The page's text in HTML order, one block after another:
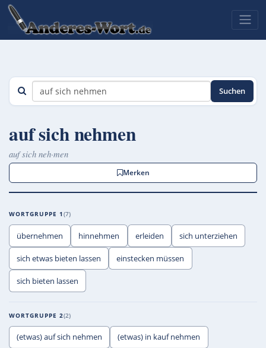
Suchen
auf sich nehmen
auf sich neh·men
Merken
WORTGRUPPE 1 7
übernehmen hinnehmen erleiden sich unterziehen
sich etwas bieten lassen einstecken müssen
sich bieten lassen
WORTGRUPPE 2 2
(etwas) auf sich nehmen (etwas) in kauf nehmen